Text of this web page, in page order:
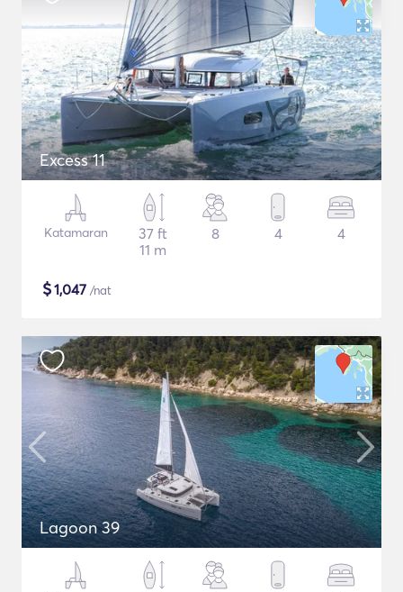
Excess 11
Katamaran
37 ft
11 m
8 4 4
$1,047 /nat
Lagoon 39